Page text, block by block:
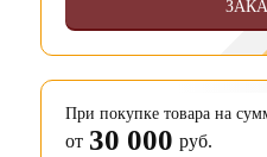
При покупке товара на
от 30 000 руб.